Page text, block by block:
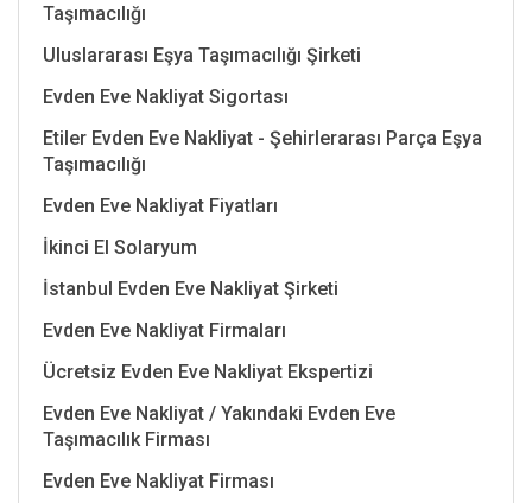
Taşımacılığı
Uluslararası Eşya Taşımacılığı Şirketi
Evden Eve Nakliyat Sigortası
Etiler Evden Eve Nakliyat - Şehirlerarası Parça Eşya
Taşımacılığı
Evden Eve Nakliyat Fiyatları
İkinci El Solaryum
İstanbul Evden Eve Nakliyat Şirketi
Evden Eve Nakliyat Firmaları
Ücretsiz Evden Eve Nakliyat Ekspertizi
Evden Eve Nakliyat / Yakındaki Evden Eve
Taşımacılık Firması
Evden Eve Nakliyat Firması